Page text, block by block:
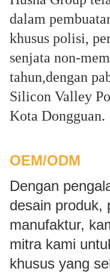
dalam
khusus polisi,
senjata non-
tahun,dengan
Silicon Valley
Kota Dongguan.
OEM/ODM
Dengan
desain produk,
manufaktur,
mitra kami
khusus yang